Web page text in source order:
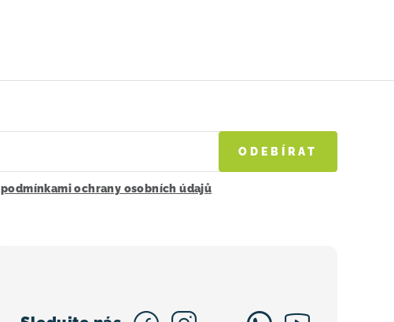
podmínkami ochrany osobních údajů
ODEBÍRAT